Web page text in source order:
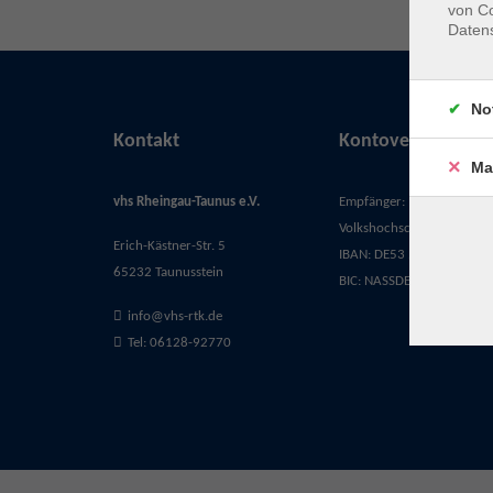
Kontakt
vhs Rheingau-Taunus e.V.
Erich-Kästner-Str. 5
65232 Taunusstein
info@vhs-rtk.de
Tel: 06128-92770
Kontoverbindung
Empfänger:
Volkshochschule Rheingau-
IBAN: DE53 5105 0015
BIC: NASSDE55XXX
von